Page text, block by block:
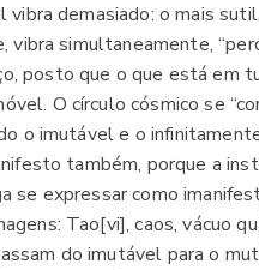
vibra demasiado: o mais
vibra simultaneamente,
posto que o que está em
O círculo cósmico se
o imutável e o
também, porque a
se expressar como
Tao[vi], caos, vácuo
do imutável para o